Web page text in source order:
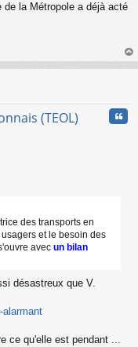
la Métropole a déjà acté
au
(TEOL)
des transports en
et le besoin des
avec un bilan
désastreux que V.
alarmant
ce qu'elle est pendant ...